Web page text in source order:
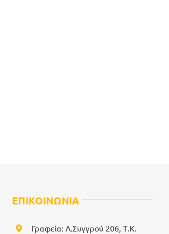
ΕΠΙΚΟΙΝΩΝΙΑ
Γραφεία: Λ.Συγγρού 206, Τ.Κ.